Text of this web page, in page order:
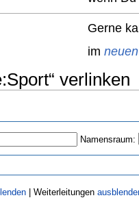
Gerne
im neuen
verlinken
Namensraum:
| Weiterleitungen